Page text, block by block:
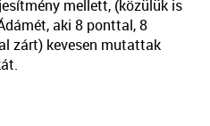
mellett, (közülük is
aki 8 ponttal, 8
zárt) kevesen mutattak